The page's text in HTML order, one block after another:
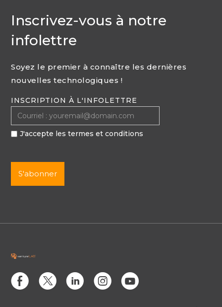
Inscrivez-vous à notre
infolettre
Soyez le premier à connaître les dernières
nouvelles technologiques !
INSCRIPTION À L'INFOLETTRE
J'accepte les termes et conditions
E D C Q M